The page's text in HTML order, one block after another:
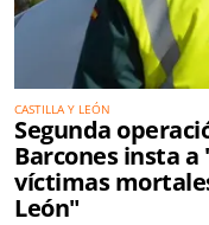
CASTILLA Y LEÓN
Segunda
Barcones insta
víctimas
León"